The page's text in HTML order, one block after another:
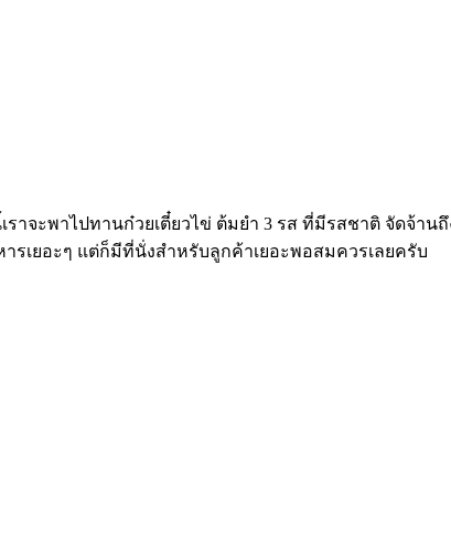
าจะพาไปทานก๋วยเตี๋ยวไข่ ต้มยำ 3 รส ที่มีรสชาติ จัดจ้า
เยอะๆ แต่ก็มีที่นั่งสำหรับลูกค้าเยอะพอสมควรเลยครับ